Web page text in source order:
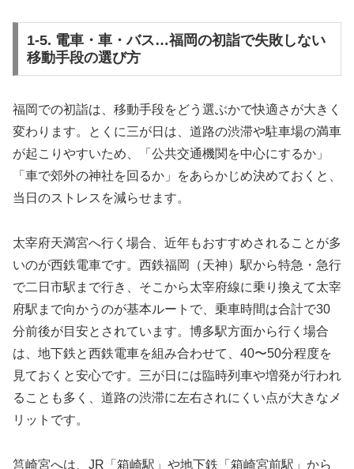
1-5. 電車・車・バス…福岡の初詣で失敗しない
移動手段の選び方
福岡での初詣は、移動手段をどう選ぶかで快適さが大きく
変わります。とくに三が日は、道路の渋滞や駐車場の満車
が起こりやすいため、「公共交通機関を中心にするか」
「車で郊外の神社を回るか」をあらかじめ決めておくと、
当日のストレスを減らせます。
太宰府天満宮へ行く場合、近年もおすすめされることが多
いのが西鉄電車です。西鉄福岡（天神）駅から特急・急行
で二日市駅まで行き、そこから太宰府線に乗り換えて太宰
府駅まで向かうのが基本ルートで、乗車時間は合計で30
分前後が目安とされています。博多駅方面から行く場合
は、地下鉄と西鉄電車を組み合わせて、40〜50分程度を
見ておくと安心です。三が日には臨時列車や増発が行われ
ることも多く、道路の渋滞に左右されにくい点が大きなメ
リットです。
筥崎宮へは、JR「箱崎駅」や地下鉄「箱崎宮前駅」から